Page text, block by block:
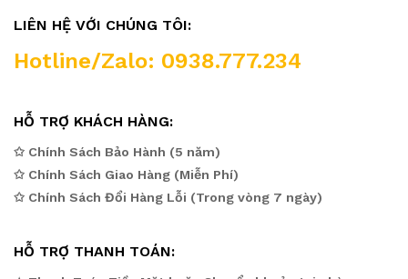
LIÊN HỆ VỚI CHÚNG TÔI:
Hotline/Zalo: 0938.777.234
HỖ TRỢ KHÁCH HÀNG:
✩ Chính Sách Bảo Hành (5 năm)
✩ Chính Sách Giao Hàng (Miễn Phí)
✩ Chính Sách Đổi Hàng Lỗi (Trong vòng 7 ngày)
HỖ TRỢ THANH TOÁN: